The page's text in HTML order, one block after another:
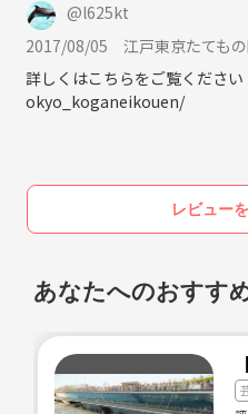
@l625kt
2017/08/05
江戸東京たても
詳しくはこちらをご覧くだ
okyo_koganeikouen/
レビュー
あなたへのおすす